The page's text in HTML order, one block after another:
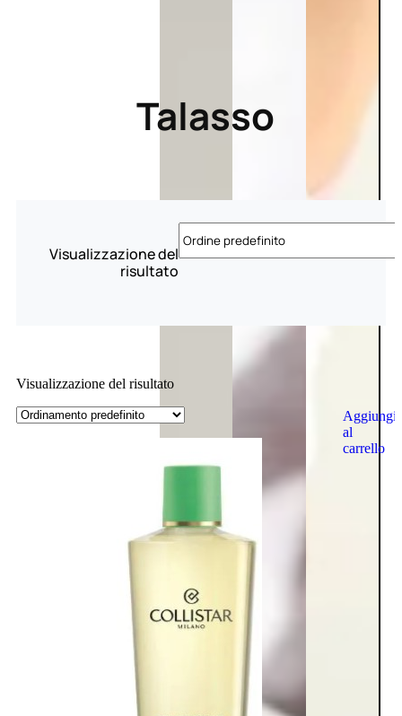
Aggiungi
al
carrello
Talasso
Visualizzazione del
risultato
Visualizzazione del risultato